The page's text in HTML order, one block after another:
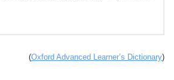
(Oxford Advanced Learner’s Dictionary)